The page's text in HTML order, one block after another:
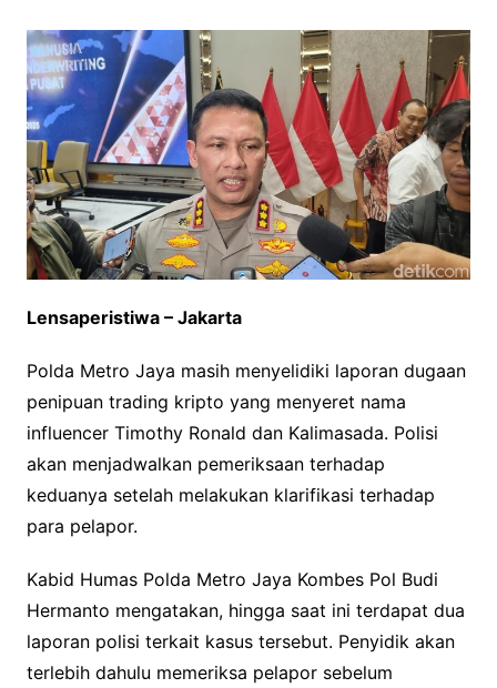
Lensaperistiwa – Jakarta
Polda Metro Jaya masih menyelidiki laporan dugaan
penipuan trading kripto yang menyeret nama
influencer Timothy Ronald dan Kalimasada. Polisi
akan menjadwalkan pemeriksaan terhadap
keduanya setelah melakukan klarifikasi terhadap
para pelapor.
Kabid Humas Polda Metro Jaya Kombes Pol Budi
Hermanto mengatakan, hingga saat ini terdapat dua
laporan polisi terkait kasus tersebut. Penyidik akan
terlebih dahulu memeriksa pelapor sebelum